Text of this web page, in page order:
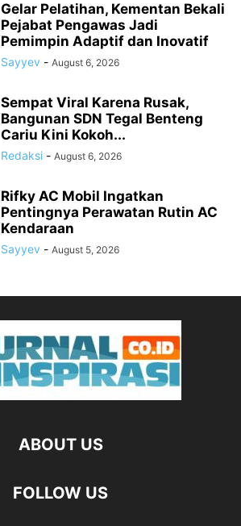
Gelar Pelatihan, Kementan Bekali
Pejabat Pengawas Jadi
Pemimpin Adaptif dan Inovatif
Sayyev - August 6, 2026
Sempat Viral Karena Rusak,
Bangunan SDN Tegal Benteng
Cariu Kini Kokoh...
Redaksi - August 6, 2026
Rifky AC Mobil Ingatkan
Pentingnya Perawatan Rutin AC
Kendaraan
Sayyev - August 5, 2026
ABOUT US
FOLLOW US